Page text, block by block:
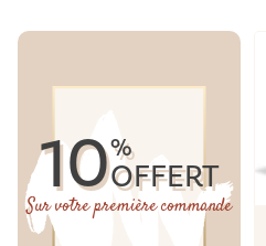
10%
OFFERT
Sur votre première commande